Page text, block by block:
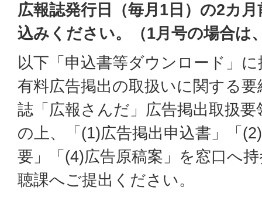
広報誌発行日（毎月1日）の2カ
込みください。（1月号の場合は
以下「申込書等ダウンロード」
有料広告掲出の取扱いに関する
誌「広報さんだ」広告掲出取扱
の上、「(1)広告掲出申込書」「
要」「(4)広告原稿案」を窓口へ
聴課へご提出ください。